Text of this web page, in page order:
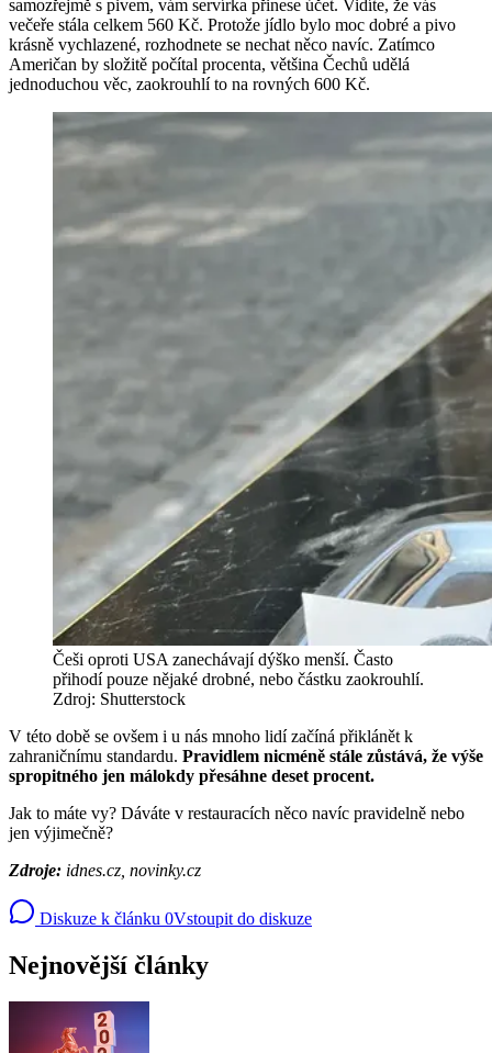
samozřejmě s pivem, vám servírka přinese účet. Vidíte, že vás
večeře stála celkem 560 Kč. Protože jídlo bylo moc dobré a pivo
krásně vychlazené, rozhodnete se nechat něco navíc. Zatímco
Američan by složitě počítal procenta, většina Čechů udělá
jednoduchou věc, zaokrouhlí to na rovných 600 Kč.
Češi oproti USA zanechávají dýško menší. Často
přihodí pouze nějaké drobné, nebo částku zaokrouhlí.
Zdroj: Shutterstock
V této době se ovšem i u nás mnoho lidí začíná přiklánět k
zahraničnímu standardu. Pravidlem nicméně stále zůstává, že výše
spropitného jen málokdy přesáhne deset procent.
Jak to máte vy? Dáváte v restauracích něco navíc pravidelně nebo
jen výjimečně?
Zdroje: idnes.cz, novinky.cz
Diskuze k článku 0Vstoupit do diskuze
Nejnovější články